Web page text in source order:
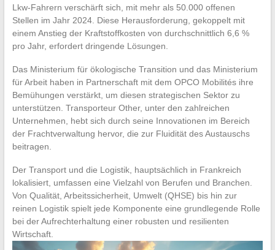
Lkw-Fahrern verschärft sich, mit mehr als 50.000 offenen
Stellen im Jahr 2024. Diese Herausforderung, gekoppelt mit
einem Anstieg der Kraftstoffkosten von durchschnittlich 6,6 %
pro Jahr, erfordert dringende Lösungen.
Das Ministerium für ökologische Transition und das Ministerium
für Arbeit haben in Partnerschaft mit dem OPCO Mobilités ihre
Bemühungen verstärkt, um diesen strategischen Sektor zu
unterstützen. Transporteur Other, unter den zahlreichen
Unternehmen, hebt sich durch seine Innovationen im Bereich
der Frachtverwaltung hervor, die zur Fluidität des Austauschs
beitragen.
Der Transport und die Logistik, hauptsächlich in Frankreich
lokalisiert, umfassen eine Vielzahl von Berufen und Branchen.
Von Qualität, Arbeitssicherheit, Umwelt (QHSE) bis hin zur
reinen Logistik spielt jede Komponente eine grundlegende Rolle
bei der Aufrechterhaltung einer robusten und resilienten
Wirtschaft.